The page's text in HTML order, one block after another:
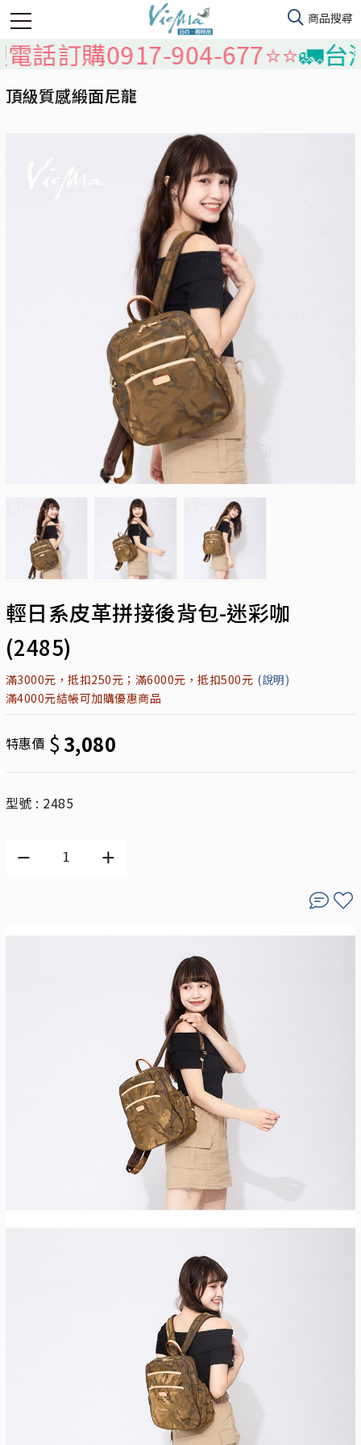
購0917-904-677⭐️⭐️🚛台灣本島
頂級質感緞面尼龍
輕日系皮革拼接後背包-迷彩咖
(2485)
滿3000元，抵扣250元；滿6000元，抵扣500元 (說明)
滿4000元結帳可加購優惠商品
特惠價 $ 3,080
型號 : 2485